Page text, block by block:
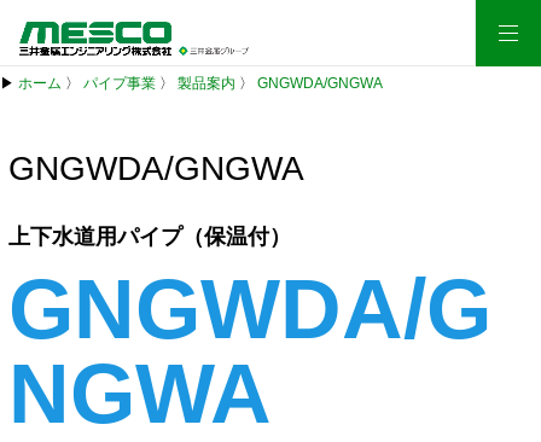
▶ ホーム 〉 パイプ事業 〉 製品案内 〉 GNGWDA/GNGWA
GNGWDA/GNGWA
上下水道用パイプ（保温付）
GNGWDA/G
NGWA